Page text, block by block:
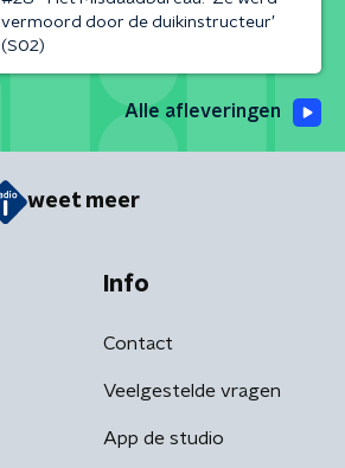
vermoord door de duikinstructeur’
(S02)
Alle afleveringen
weet meer
Info
Contact
Veelgestelde vragen
App de studio